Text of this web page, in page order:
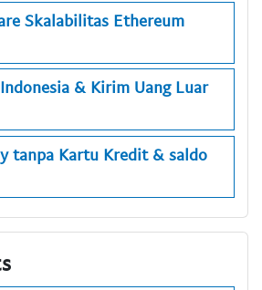
Skalabilitas Ethereum
& Kirim Uang Luar
tanpa Kartu Kredit & saldo